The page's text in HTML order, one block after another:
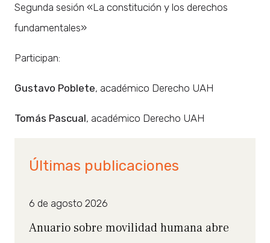
Segunda sesión «La constitución y los derechos
fundamentales»
Participan:
Gustavo Poblete, académico Derecho UAH
Tomás Pascual, académico Derecho UAH
Últimas publicaciones
6 de agosto 2026
Anuario sobre movilidad humana abre